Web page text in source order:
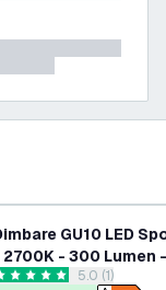
verlanglijst
GU10 LED
2700K - 300 Lumen -
reviews
score sterren5.0 (1)